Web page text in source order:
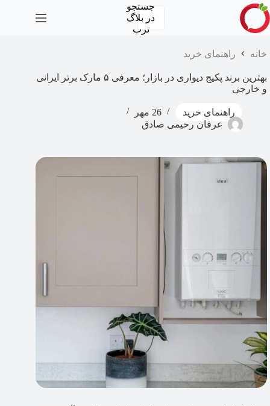
پرش
به
محتوا
جستجو
در بلاگ
ترب
خانه راهنمای خرید
بهترین برند پکیج دیواری در بازار؛ معرفی ۵ مارک برتر ایرانی
و خارجی
راهنمای خرید
26 مهر
عرفان رحیمی صادق